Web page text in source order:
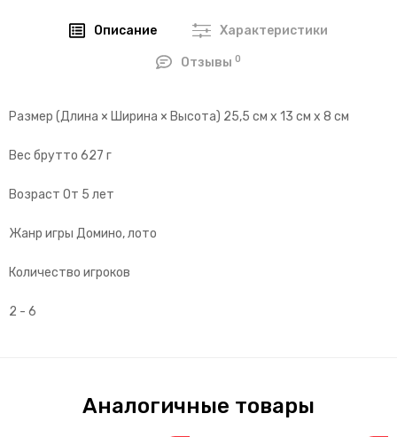
Описание Характеристики
Отзывы0
Размер (Длина × Ширина × Высота) 25,5 см х 13 см х 8 см
Вес брутто 627 г
Возраст От 5 лет
Жанр игры Домино, лото
Количество игроков
2 - 6
Аналогичные товары